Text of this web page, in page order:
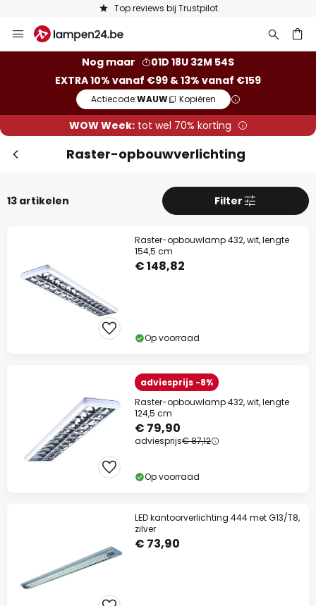
Keuze uit 50.000 lampen
naar
Nog maar
01D 18U 32M 53S
EXTRA 10% vanaf €99 & 13% vanaf €159
Actiecode:WAUW Kopiëren
WOW Week:tot wel 70% korting
Raster-opbouwverlichting
13 artikelen Filter
Raster-opbouwlamp 432, wit, lengte
154,5 cm
€ 148,82
Op voorraad
adviesprijs -8%
Raster-opbouwlamp 432, wit, lengte
124,5 cm
€ 79,90
adviesprijs€ 87,12
Op voorraad
LED kantoorverlichting 444 met G13/T8,
zilver
€ 73,90